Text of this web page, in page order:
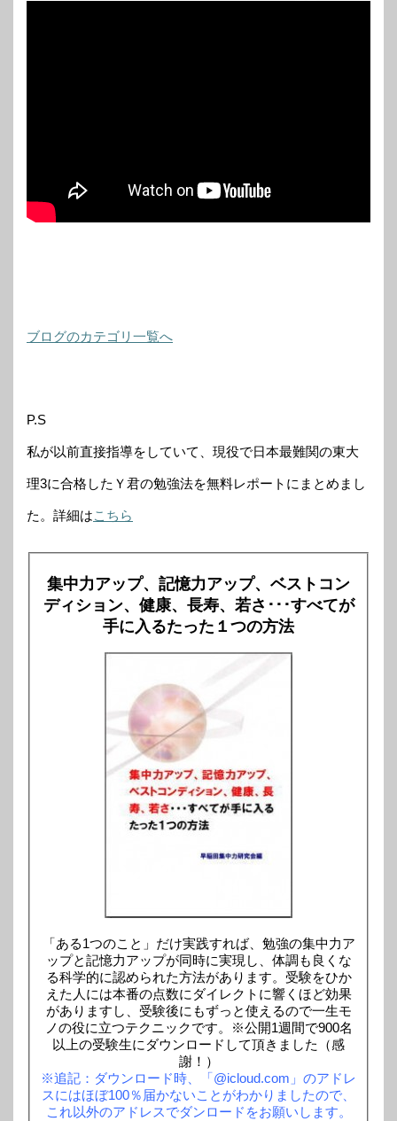
ブログのカテゴリ一覧へ
P.S
私が以前直接指導をしていて、現役で日本最難関の東大
理3に合格したＹ君の勉強法を無料レポートにまとめまし
た。詳細はこちら
集中力アップ、記憶力アップ、ベストコン
ディション、健康、長寿、若さ･･･すべてが
手に入るたった１つの方法
「ある1つのこと」だけ実践すれば、勉強の集中力ア
ップと記憶力アップが同時に実現し、体調も良くな
る科学的に認められた方法があります。受験をひか
えた人には本番の点数にダイレクトに響くほど効果
がありますし、受験後にもずっと使えるので一生モ
ノの役に立つテクニックです。※公開1週間で900名
以上の受験生にダウンロードして頂きました（感
謝！）
※追記：ダウンロード時、「@icloud.com」のアドレ
スにはほぼ100％届かないことがわかりましたので、
これ以外のアドレスでダンロードをお願いします。